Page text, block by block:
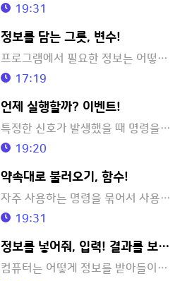
19:31
정보를 담는 그릇, 변수!
프로그램에서 필요한 정보는 어떻게 저장할까요?
17:19
언제 실행할까? 이벤트!
특정한 신호가 발생했을 때 명령을 실행하려면 어떻게 해야 할까요?
19:20
약속대로 불러오기, 함수!
자주 사용하는 명령을 묶어서 사용할 수 있을까요?
19:31
정보를 넣어줘, 입력! 결과를 보여줘, 출력!
컴퓨터는 어떻게 정보를 받아들이고 표현할까요?